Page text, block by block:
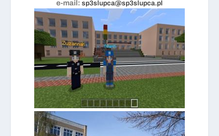
e-mail: sp3slupca@sp3slupca.pl